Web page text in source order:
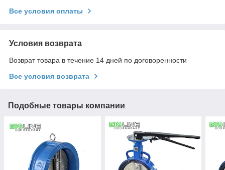
Все условия оплаты
Условия возврата
Возврат товара в течение 14 дней по договоренности
Все условия возврата
Подобные товары компании